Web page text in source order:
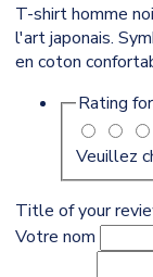
T-shirt homme
l'art japonais.
en coton
Rating for
Veuillez
Title of your
Votre nom